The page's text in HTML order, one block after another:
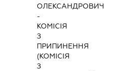
ОЛЕКСАНДРОВИЧ
-
КОМІСІЯ
З
ПРИПИНЕННЯ
(КОМІСІЯ
З